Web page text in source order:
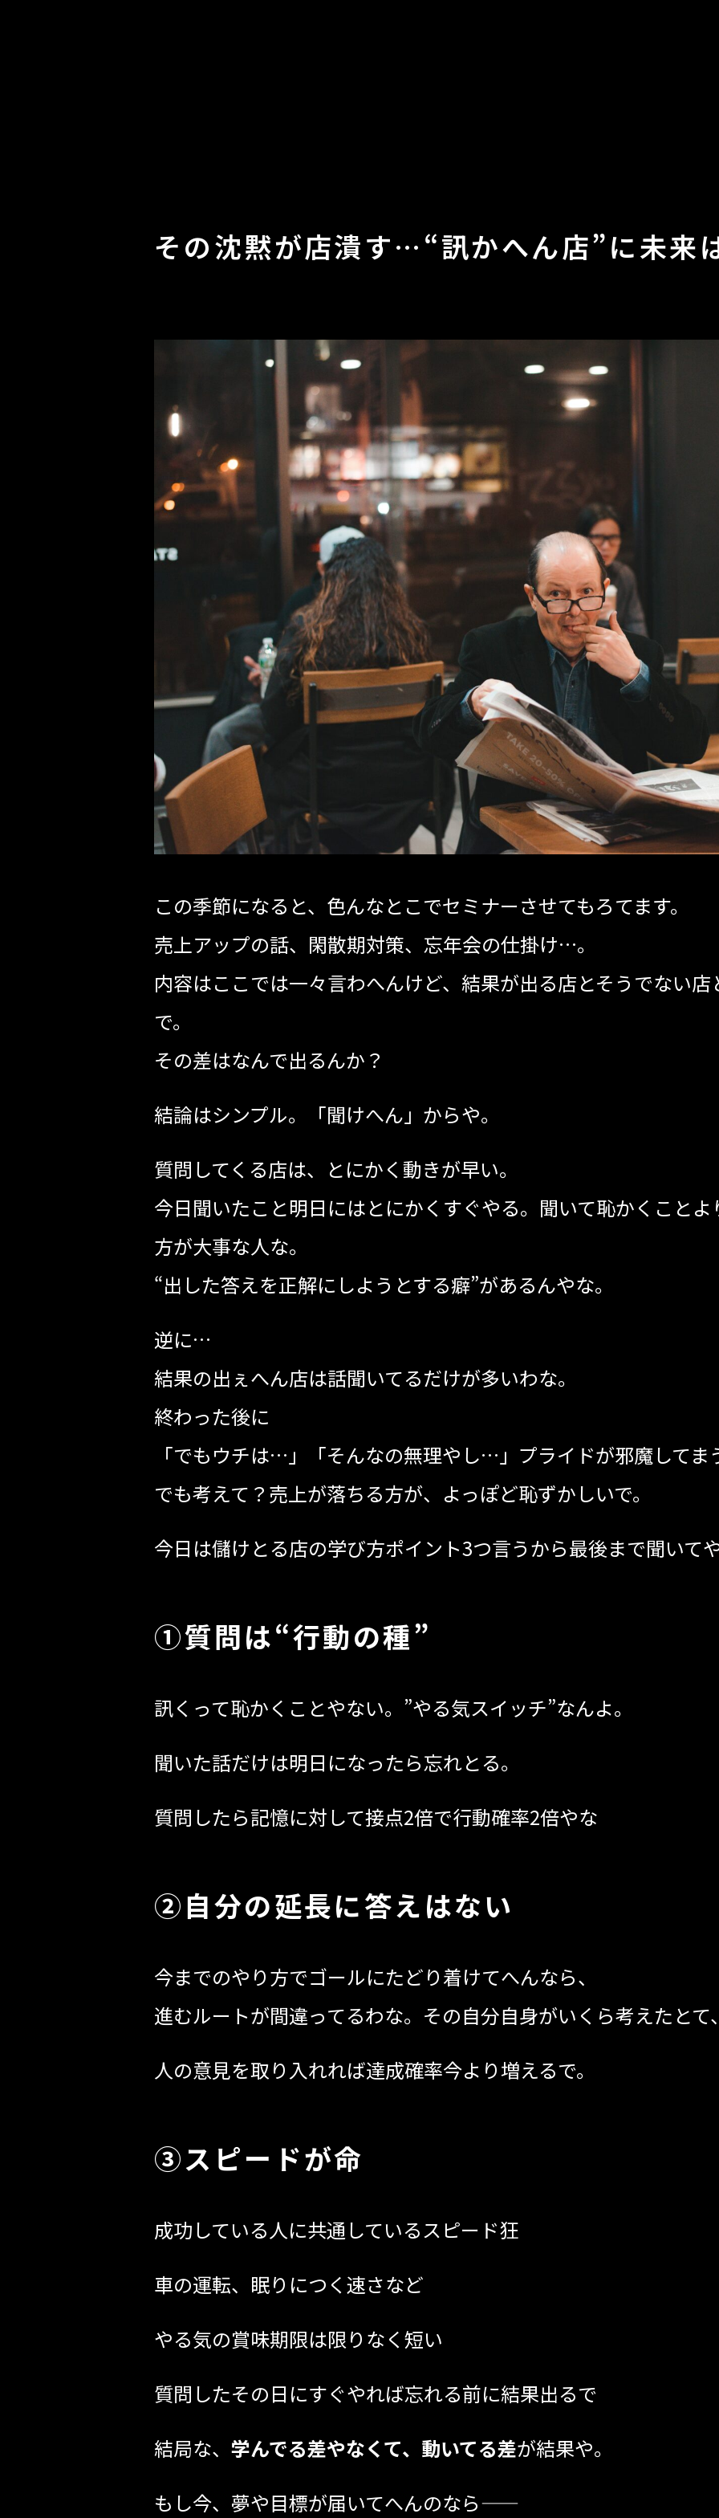
その沈黙が店潰す…“訊かへん店”に未来
この季節になると、色んなとこでセミナーさせてもろてます。
売上アップの話、閑散期対策、忘年会の仕掛け…。
内容はここでは一々言わへんけど、結果が出る店とそうでない
で。
その差はなんで出るんか？
結論はシンプル。「聞けへん」からや。
質問してくる店は、とにかく動きが早い。
今日聞いたこと明日にはとにかくすぐやる。聞いて恥かくこと
方が大事な人な。
“出した答えを正解にしようとする癖”があるんやな。
逆に…
結果の出ぇへん店は話聞いてるだけが多いわな。
終わった後に
「でもウチは…」「そんなの無理やし…」プライドが邪魔してま
でも考えて？売上が落ちる方が、よっぽど恥ずかしいで。
今日は儲けとる店の学び方ポイント3つ言うから最後まで聞いて
①質問は“行動の種”
訊くって恥かくことやない。”やる気スイッチ”なんよ。
聞いた話だけは明日になったら忘れとる。
質問したら記憶に対して接点2倍で行動確率2倍やな
②自分の延長に答えはない
今までのやり方でゴールにたどり着けてへんなら、
進むルートが間違ってるわな。その自分自身がいくら考えたとて
人の意見を取り入れれば達成確率今より増えるで。
③スピードが命
成功している人に共通しているスピード狂
車の運転、眠りにつく速さなど
やる気の賞味期限は限りなく短い
質問したその日にすぐやれば忘れる前に結果出るで
結局な、 学んでる差やなくて、動いてる差が結果や。
もし今、夢や目標が届いてへんのなら――